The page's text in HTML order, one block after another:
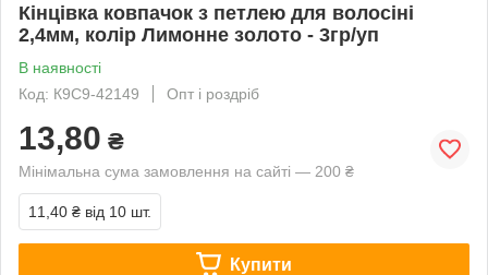
Кінцівка ковпачок з петлею для волосіні
2,4мм, колір Лимонне золото - 3гр/уп
В наявності
Код: К9С9-42149
Опт і роздріб
13,80 ₴
Мінімальна сума замовлення на сайті — 200 ₴
11,40 ₴ від 10 шт.
Купити